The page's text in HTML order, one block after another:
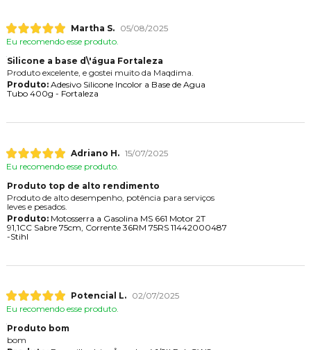
Martha S.
05/08/2025
Eu recomendo esse produto.
Silicone a base d\'água Fortaleza
Produto excelente, e gostei muito da Maqdima.
Produto:Adesivo Silicone Incolor a Base de Agua
Tubo 400g - Fortaleza
Adriano H. 15/07/2025
Eu recomendo esse produto.
Produto top de alto rendimento
Produto de alto desempenho, potência para serviços
leves e pesados.
Produto:Motosserra a Gasolina MS 661 Motor 2T
91,1CC Sabre 75cm, Corrente 36RM 75RS 11442000487
-Stihl
Potencial L.
02/07/2025
Eu recomendo esse produto.
Produto bom
bom